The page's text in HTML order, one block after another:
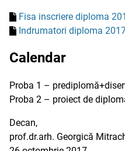
Fisa inscriere diploma
Indrumatori diploma
Calendar
Proba 1 –
Proba 2 – proiect de
Decan,
prof.dr.arh. Georgică